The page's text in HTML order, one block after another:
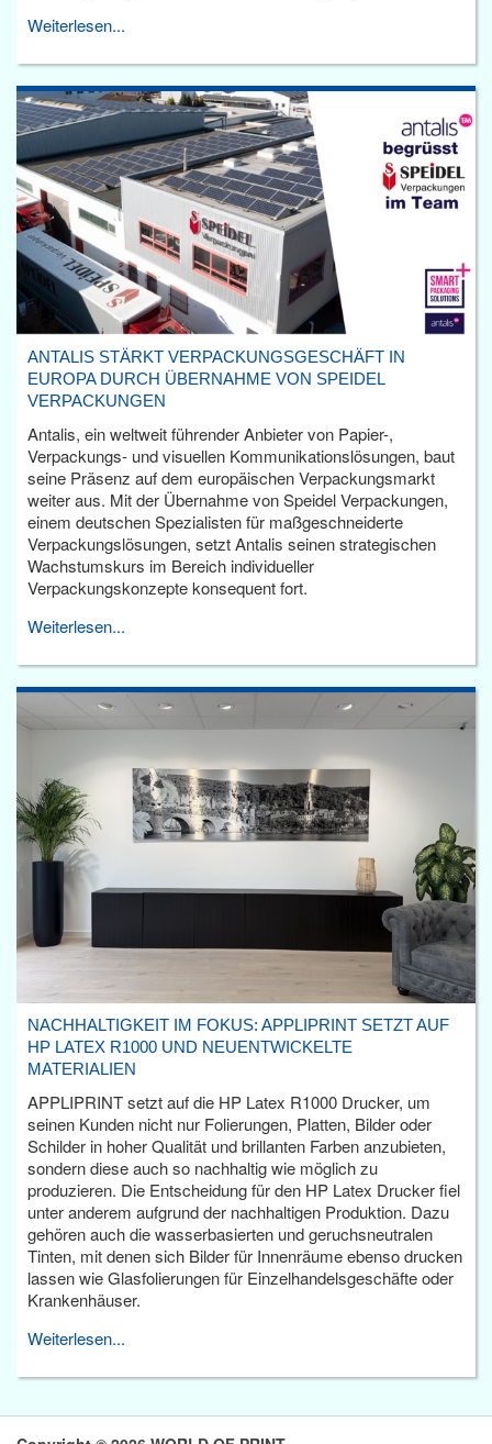
Weiterlesen...
ANTALIS STÄRKT VERPACKUNGSGESCHÄFT IN
EUROPA DURCH ÜBERNAHME VON SPEIDEL
VERPACKUNGEN
Antalis, ein weltweit führender Anbieter von Papier-,
Verpackungs- und visuellen Kommunikationslösungen, baut
seine Präsenz auf dem europäischen Verpackungsmarkt
weiter aus. Mit der Übernahme von Speidel Verpackungen,
einem deutschen Spezialisten für maßgeschneiderte
Verpackungslösungen, setzt Antalis seinen strategischen
Wachstumskurs im Bereich individueller
Verpackungskonzepte konsequent fort.
Weiterlesen...
NACHHALTIGKEIT IM FOKUS: APPLIPRINT SETZT AUF
HP LATEX R1000 UND NEUENTWICKELTE
MATERIALIEN
APPLIPRINT setzt auf die HP Latex R1000 Drucker, um
seinen Kunden nicht nur Folierungen, Platten, Bilder oder
Schilder in hoher Qualität und brillanten Farben anzubieten,
sondern diese auch so nachhaltig wie möglich zu
produzieren. Die Entscheidung für den HP Latex Drucker fiel
unter anderem aufgrund der nachhaltigen Produktion. Dazu
gehören auch die wasserbasierten und geruchsneutralen
Tinten, mit denen sich Bilder für Innenräume ebenso drucken
lassen wie Glasfolierungen für Einzelhandelsgeschäfte oder
Krankenhäuser.
Weiterlesen...